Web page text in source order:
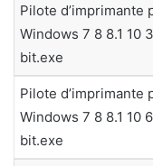
Pilote d’imprimante
Windows 7 8 8.1 10
bit.exe
Pilote d’imprimante
Windows 7 8 8.1 10
bit.exe